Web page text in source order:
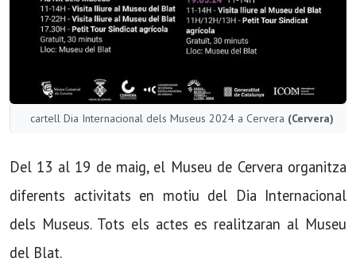
cartell Dia Internacional dels Museus 2024 a Cervera (Cervera)
Del 13 al 19 de maig, el Museu de Cervera organitza
diferents activitats en motiu del Dia Internacional
dels Museus. Tots els actes es realitzaran al Museu
del Blat.